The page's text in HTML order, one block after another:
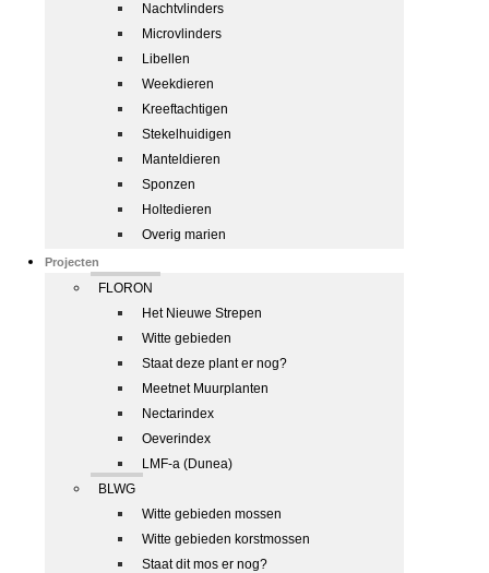
Nachtvlinders
Microvlinders
Libellen
Weekdieren
Kreeftachtigen
Stekelhuidigen
Manteldieren
Sponzen
Holtedieren
Overig marien
Projecten
FLORON
Het Nieuwe Strepen
Witte gebieden
Staat deze plant er nog?
Meetnet Muurplanten
Nectarindex
Oeverindex
LMF-a (Dunea)
BLWG
Witte gebieden mossen
Witte gebieden korstmossen
Staat dit mos er nog?